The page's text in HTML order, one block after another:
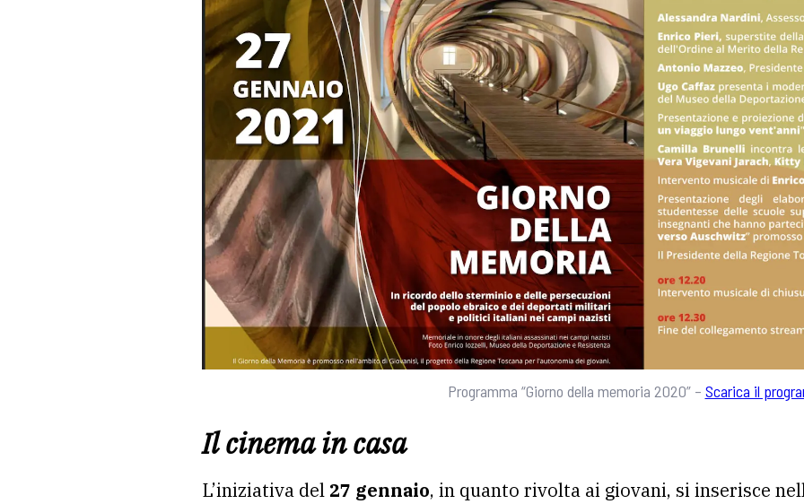
Programma “Giorno della memoria 2020” – Scarica il
Il cinema in casa
L’iniziativa del 27 gennaio, in quanto rivolta ai giovani, si inserisce